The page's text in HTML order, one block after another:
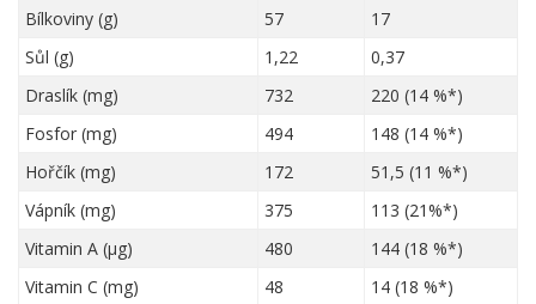
Bílkoviny (g)
57
17
Sůl (g)
1,22
0,37
Draslík (mg)
732
220 (14 %*)
Fosfor (mg)
494
148 (14 %*)
Hořčík (mg)
172
51,5 (11 %*)
Vápník (mg)
375
113 (21%*)
Vitamin A (µg)
480
144 (18 %*)
Vitamin C (mg)
48
14 (18 %*)